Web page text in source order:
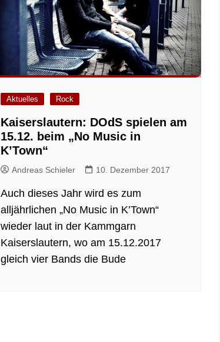
Aktuelles Rock
Kaiserslautern: DOdS spielen am
15.12. beim „No Music in
K’Town“
Andreas Schieler 10. Dezember 2017
Auch dieses Jahr wird es zum
alljährlichen „No Music in K’Town“
wieder laut in der Kammgarn
Kaiserslautern, wo am 15.12.2017
gleich vier Bands die Bude